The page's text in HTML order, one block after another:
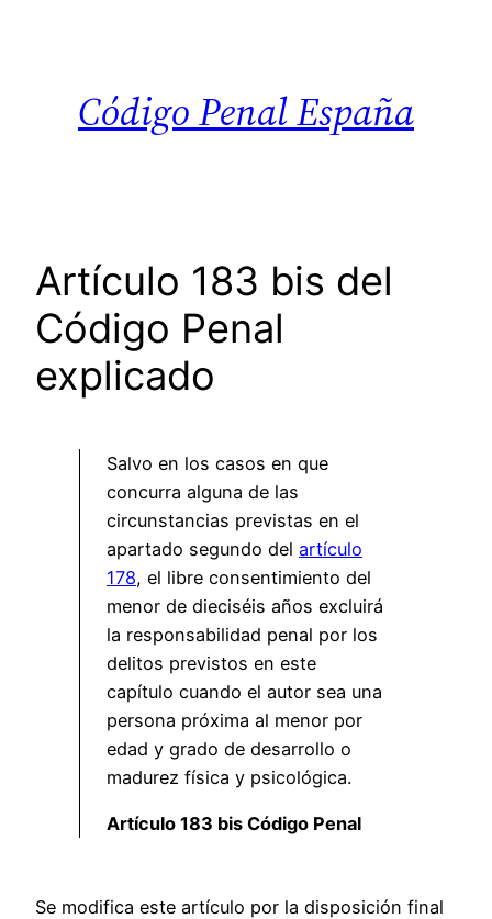
Código Penal España
Artículo 183 bis del
Código Penal
explicado
Salvo en los casos en que
concurra alguna de las
circunstancias previstas en el
apartado segundo del artículo
178, el libre consentimiento del
menor de dieciséis años excluirá
la responsabilidad penal por los
delitos previstos en este
capítulo cuando el autor sea una
persona próxima al menor por
edad y grado de desarrollo o
madurez física y psicológica.
Artículo 183 bis Código Penal
Se modifica este artículo por la disposición final